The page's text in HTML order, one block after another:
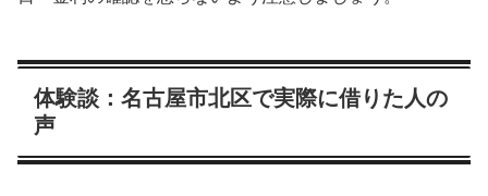
体験談：名古屋市北区で実際に借りた人の
声